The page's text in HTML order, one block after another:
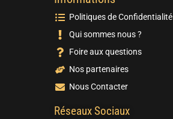
Politiques de Confidentialité
Qui sommes nous ?
Foire aux questions
Nos partenaires
Nous Contacter
Réseaux Sociaux